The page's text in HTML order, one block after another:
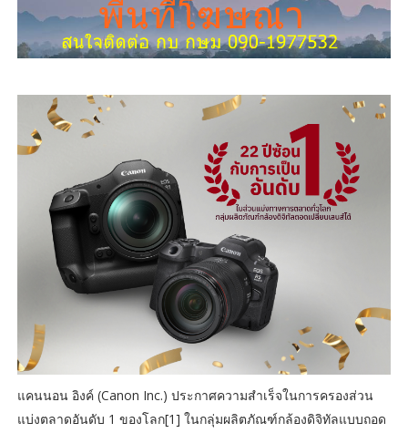
แคนนอน อิงค์ (Canon Inc.) ประกาศความสำเร็จในการครองส่วน
แบ่งตลาดอันดับ 1 ของโลก[1] ในกลุ่มผลิตภัณฑ์กล้องดิจิทัลแบบถอด